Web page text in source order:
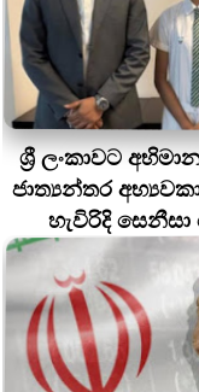
ශ්‍රී ලංකාවට
ජාත්‍යන්තර
හැවිරිදි